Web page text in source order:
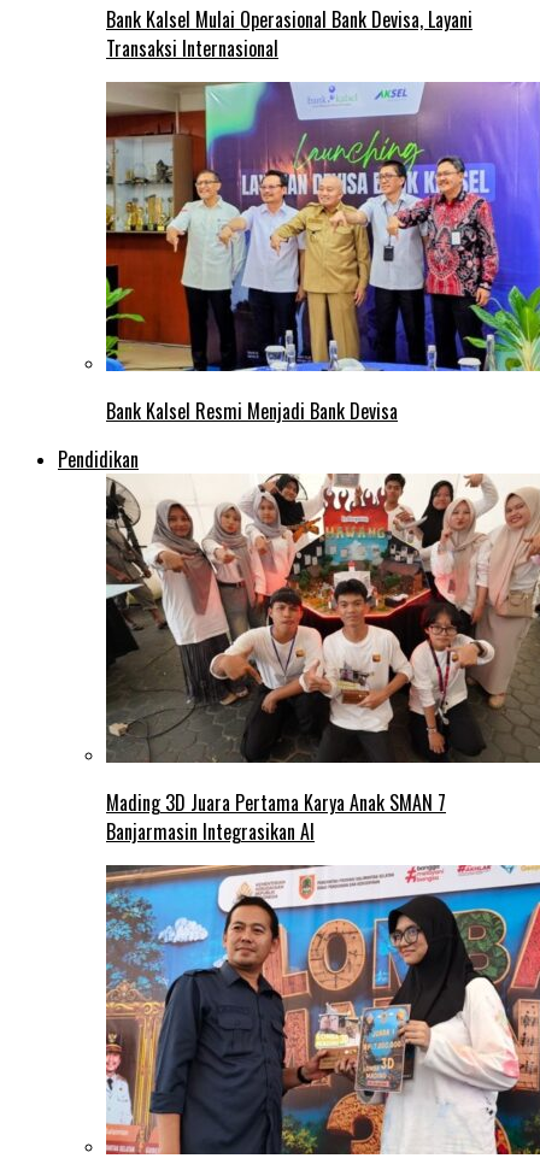
Bank Kalsel Mulai Operasional Bank Devisa, Layani
Transaksi Internasional
Bank Kalsel Resmi Menjadi Bank Devisa
Pendidikan
Mading 3D Juara Pertama Karya Anak SMAN 7
Banjarmasin Integrasikan AI